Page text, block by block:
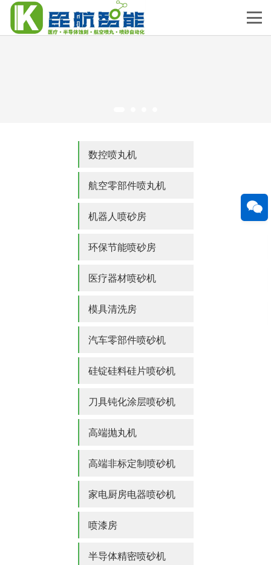
数控喷丸机
航空零部件喷丸机
机器人喷砂房
环保节能喷砂房
医疗器材喷砂机
模具清洗房
汽车零部件喷砂机
硅锭硅料硅片喷砂机
刀具钝化涂层喷砂机
高端抛丸机
高端非标定制喷砂机
家电厨房电器喷砂机
喷漆房
半导体精密喷砂机